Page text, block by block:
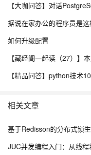
据说在家办公的程序员是这
如何升级配置
【精品问答】python技术
相关文章
JUC并发编程入门：从线